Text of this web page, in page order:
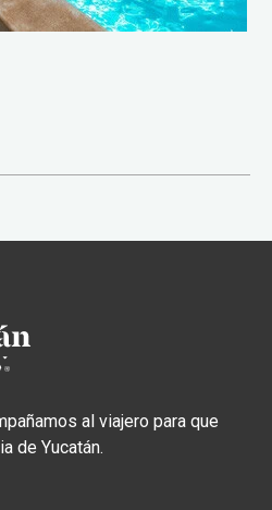
al viajero para que
de Yucatán.